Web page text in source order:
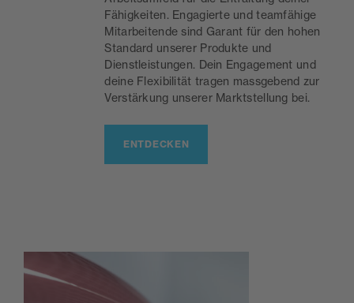
Fähigkeiten. Engagierte und teamfähige
Mitarbeitende sind Garant für den hohen
Standard unserer Produkte und
Dienstleistungen. Dein Engagement und
deine Flexibilität tragen massgebend zur
Verstärkung unserer Marktstellung bei.
ENTDECKEN